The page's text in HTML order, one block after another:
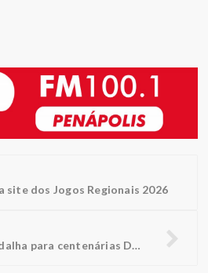
site dos Jogos Regionais 2026
Câmara entregará Medalha para centenárias Doralice e Rosália